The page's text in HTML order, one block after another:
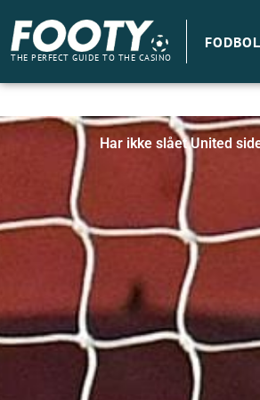
indholdet
THE PERFECT GUIDE TO THE CASINO
Har ikke slået United